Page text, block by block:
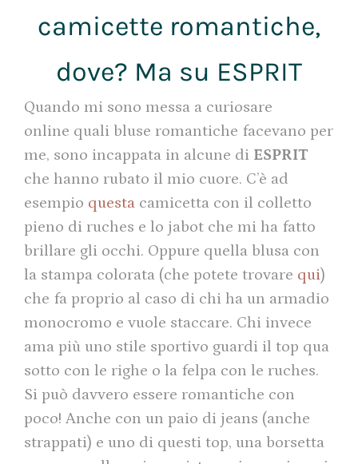
camicette romantiche,
dove? Ma su ESPRIT
Quando mi sono messa a curiosare
online quali bluse romantiche facevano per
me, sono incappata in alcune di ESPRIT
che hanno rubato il mio cuore. C’è ad
esempio questa camicetta con il colletto
pieno di ruches e lo jabot che mi ha fatto
brillare gli occhi. Oppure quella blusa con
la stampa colorata (che potete trovare qui)
che fa proprio al caso di chi ha un armadio
monocromo e vuole staccare. Chi invece
ama più uno stile sportivo guardi il top qua
sotto con le righe o la felpa con le ruches.
Si può davvero essere romantiche con
poco! Anche con un paio di jeans (anche
strappati) e uno di questi top, una borsetta